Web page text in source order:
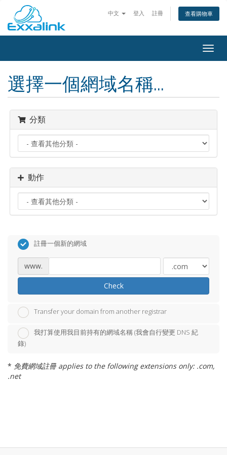
中文 登入 註冊 查看購物車
選擇一個網域名稱...
分類
動作
註冊一個新的網域
www.
Check
Transfer your domain from another registrar
我打算使用我目前持有的網域名稱 (我會自行變更 DNS 紀
錄)
* 免費網域註冊 applies to the following extensions only: .com,
.net